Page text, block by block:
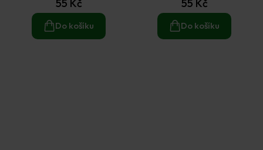
55 Kč
Do košíku
55 Kč
Do košíku